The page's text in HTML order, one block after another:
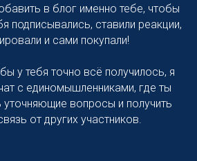
в блог именно тебе, чтобы
подписывались, ставили реакции,
и сами покупали!
у тебя точно всё получилось, я
с единомышленниками, где ты
вопросы и получить
от других участников.